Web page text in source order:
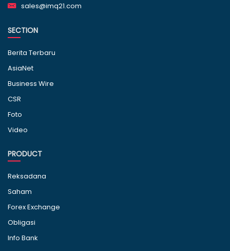
sales@imq21.com
SECTION
Berita Terbaru
AsiaNet
Business Wire
CSR
Foto
Video
PRODUCT
Reksadana
Saham
Forex Exchange
Obligasi
Info Bank